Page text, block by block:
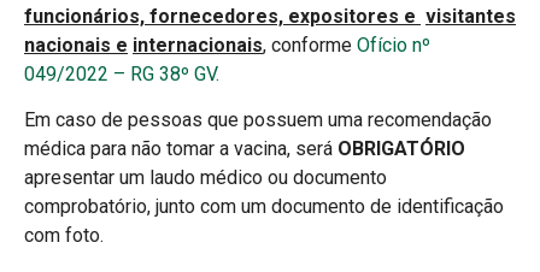
funcionários, fornecedores, expositores e visitantes
nacionais e internacionais, conforme Ofício nº
049/2022 – RG 38º GV.
Em caso de pessoas que possuem uma recomendação
médica para não tomar a vacina, será OBRIGATÓRIO
apresentar um laudo médico ou documento
comprobatório, junto com um documento de identificação
com foto.